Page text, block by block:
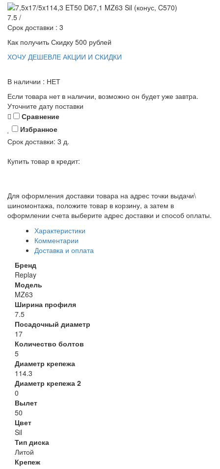
7.5 /
Срок доставки : 3
Как получить Скидку 500 рублей
ХОЧУ ДЕШЕВЛЕ АКЦИИ И СКИДКИ
В наличии : НЕТ
Если товара нет в наличии, возможно он будет уже завтра.
Уточните дату поставки
Сравнение
Избранное
Срок доставки: 3 д.
Купить товар в кредит:
Для оформления доставки товара на адрес точки выдачи\
шиномонтажа, положите товар в корзину, а затем в
оформлении счета выберите адрес доставки и способ оплаты.
Характеристики
Комментарии
Доставка и оплата
Бренд
Replay
Модель
MZ63
Ширина профиля
7.5
Посадочный диаметр
17
Количество болтов
5
Диаметр крепежа
114.3
Диаметр крепежа 2
0
Вылет
50
Цвет
Sil
Тип диска
Литой
Крепеж